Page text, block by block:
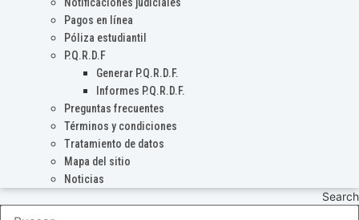
Notificaciones judiciales
Pagos en línea
Póliza estudiantil
P.Q.R.D.F
Generar P.Q.R.D.F.
Informes P.Q.R.D.F.
Preguntas frecuentes
Términos y condiciones
Tratamiento de datos
Mapa del sitio
Noticias
Search